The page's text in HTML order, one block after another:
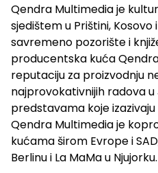
Qendra Multimedia je
sjedištem u Prištini, Kosovo
savremeno pozorište i
producentska kuća
reputaciju za proizvodnju
najprovokativnijih radova
predstavama koje
Qendra Multimedia je
kućama širom Evrope i
Berlinu i La MaMa u Njujorku.